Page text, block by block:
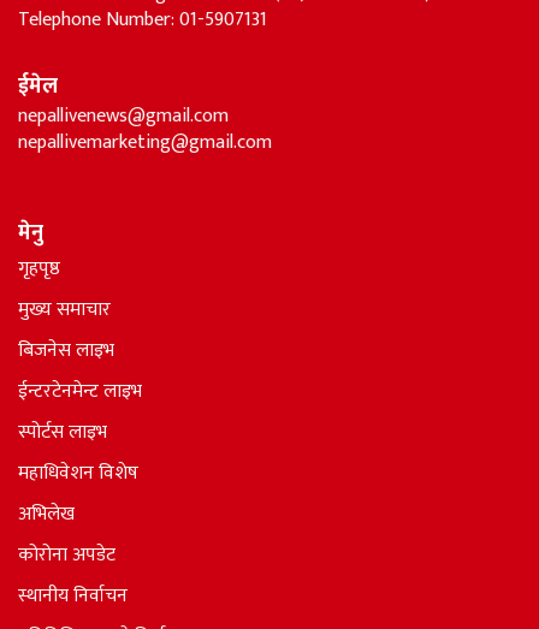
Telephone Number: 01-5907131
ईमेल
nepallivenews@gmail.com
nepallivemarketing@gmail.com
मेनु
गृहपृष्ठ
मुख्य समाचार
बिजनेस लाइभ
ईन्टरटेनमेन्ट लाइभ
स्पोर्टस लाइभ
महाधिवेशन विशेष
अभिलेख
कोरोना अपडेट
स्थानीय निर्वाचन